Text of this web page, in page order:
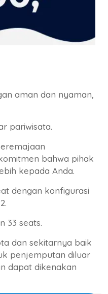
aman dan nyaman,
pariwisata.
bahwa pihak
kepada Anda.
dengan konfigurasi
33 seats.
dan sekitarnya baik
penjemputan diluar
dapat dikenakan